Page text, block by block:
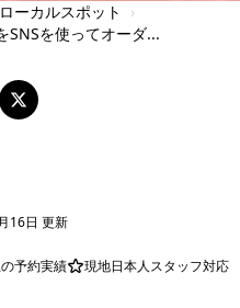
ーカルスポット
›
SNSを使ってオーダ...
16日 更新
予約実績 現地日本人スタッフ対応